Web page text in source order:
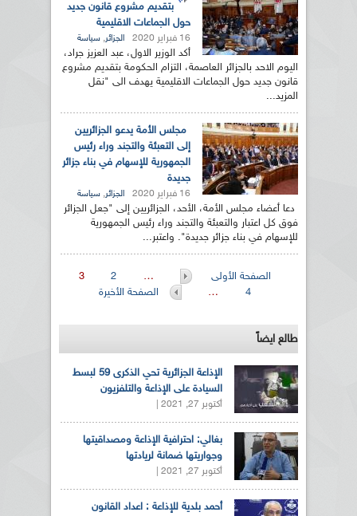
بتقديم مشروع قانون جديد
حول الجماعات الاقليمية
16 فبراير 2020 الجزائر, سياسة
أكد الوزير الاول، عبد العزيز جراد،
اليوم الاحد بالجزائر العاصمة، التزام الحكومة بتقديم مشروع
قانون جديد حول الجماعات الاقليمية يهدف الى "نقل
المزيد...
مجلس الأمة يدعو الجزائريين
إلى التعبئة والتجند وراء رئيس
الجمهورية للإسهام في بناء جزائر
جديدة
16 فبراير 2020 الجزائر, سياسة
دعا أعضاء مجلس الأمة، الأحد، الجزائريين إلى "جعل الجزائر
فوق كل اعتبار والتعبئة والتجند وراء رئيس الجمهورية
للإسهام في بناء جزائر جديدة". واعتبر...
الصفحات
الصفحة الأولى …
2
3
4
… الصفحة الأخيرة
طالع ايضاً
الإذاعة الجزائرية تحي الذكرى 59 لبسط
السيادة على الإذاعة والتلفزيون
أكتوبر 27, 2021 |
بغالي: احترافية الإذاعة ومصداقيتها
وجواريتها ضمانة لريادتها
أكتوبر 27, 2021 |
أحمد بلدية للإذاعة : اعداد القانون